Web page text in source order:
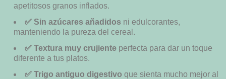
apetitosos granos inflados.
✅ Sin azúcares añadidos ni edulcorantes,
manteniendo la pureza del cereal.
✅ Textura muy crujiente perfecta para dar un toque
diferente a tus platos.
✅ Trigo antiguo digestivo que sienta mucho mejor al